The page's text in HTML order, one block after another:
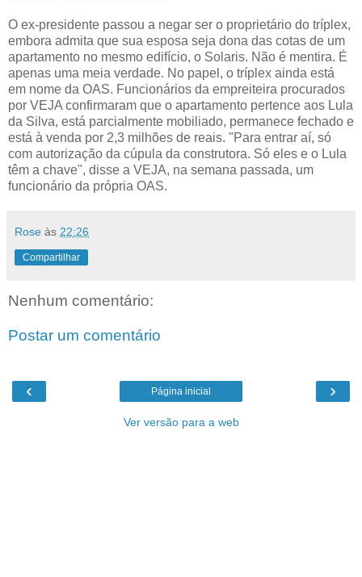
O ex-presidente passou a negar ser o proprietário do tríplex,
embora admita que sua esposa seja dona das cotas de um
apartamento no mesmo edifício, o Solaris. Não é mentira. É
apenas uma meia verdade. No papel, o tríplex ainda está
em nome da OAS. Funcionários da empreiteira procurados
por VEJA confirmaram que o apartamento pertence aos Lula
da Silva, está parcialmente mobiliado, permanece fechado e
está à venda por 2,3 milhões de reais. "Para entrar aí, só
com autorização da cúpula da construtora. Só eles e o Lula
têm a chave", disse a VEJA, na semana passada, um
funcionário da própria OAS.
Rose às 22:26
Compartilhar
Nenhum comentário:
Postar um comentário
‹ ›
Página inicial
Ver versão para a web